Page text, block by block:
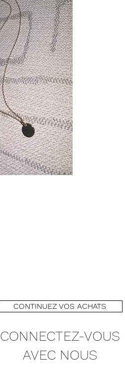
CONTINUEZ VOS ACHATS
CONNECTEZ-VOUS
AVEC NOUS